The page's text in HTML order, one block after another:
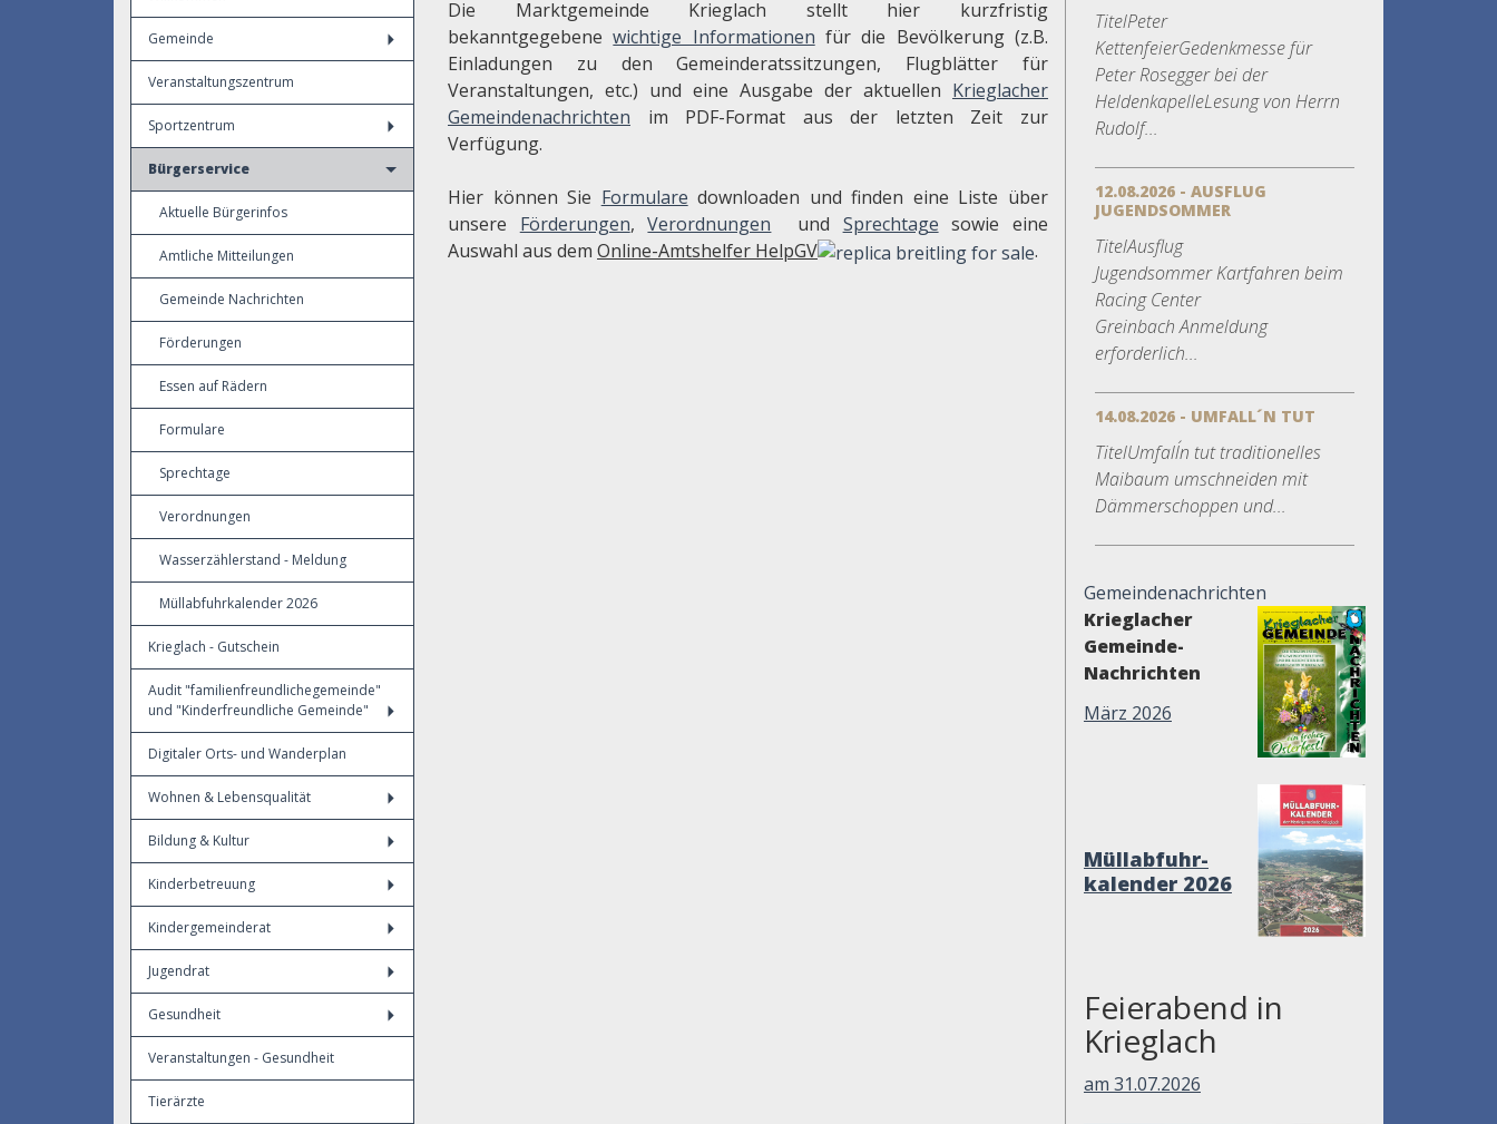
Gemeinde
Veranstaltungszentrum
Sportzentrum
Bürgerservice
Aktuelle Bürgerinfos
Amtliche Mitteilungen
Gemeinde Nachrichten
Förderungen
Essen auf Rädern
Formulare
Sprechtage
Verordnungen
Wasserzählerstand - Meldung
Müllabfuhrkalender 2026
Krieglach - Gutschein
Audit "familienfreundlichegemeinde"
und "Kinderfreundliche Gemeinde"
Digitaler Orts- und Wanderplan
Wohnen & Lebensqualität
Bildung & Kultur
Kinderbetreuung
Kindergemeinderat
Jugendrat
Gesundheit
Veranstaltungen - Gesundheit
Tierärzte
Die Marktgemeinde Krieglach stellt hier kurzfristig
bekanntgegebenewichtige Informationen für die Bevölkerung (z.B.
Einladungen zu den Gemeinderatssitzungen, Flugblätter für
Veranstaltungen, etc.) und eine Ausgabe der aktuellen Krieglacher
Gemeindenachrichten im PDF-Format aus der letzten Zeit zur
Verfügung.
Hier können Sie Formulare downloaden und finden eine Liste über
unsere Förderungen,Verordnungen und Sprechtage sowie eine
Auswahl aus dem Online-Amtshelfer HelpGV .
TitelPeter
KettenfeierGedenkmesse für
Peter Rosegger bei der
HeldenkapelleLesung von Herrn
Rudolf...
12.08.2026 - AUSFLUG
JUGENDSOMMER
TitelAusflug
Jugendsommer Kartfahren beim
Racing Center
Greinbach Anmeldung
erforderlich...
14.08.2026 - UMFALL´N TUT
TitelUmfall´n tut traditionelles
Maibaum umschneiden mit
Dämmerschoppen und...
Gemeindenachrichten
Krieglacher
Gemeinde-
Nachrichten
März 2026
Müllabfuhr-
kalender 2026
Feierabend in
Krieglach
am 31.07.2026